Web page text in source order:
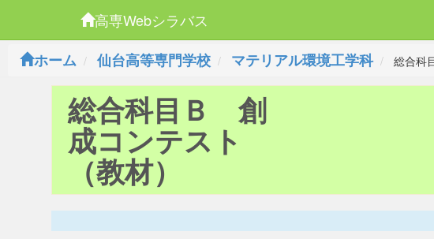
高専Webシラバス
ホーム
仙台高等専門学校 マテリアル環境工学科 総合科
総合科目Ｂ 創
成コンテスト
（教材）